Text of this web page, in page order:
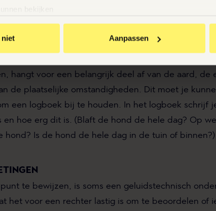
van BrandMR op andere sites te krijgen
te zien
te klikken ga je akkoord met het plaatsen van deze
niet Aanpassen
die wordt ondervonden is onrechtmatig. Je
hangt voor een belangrijk deel af van de aard, de
de plaatselijke omstandigheden. Dit moet je
een logboek bij te houden. In het logboek schrijf
en hoe erg dit is. (Blaft de hond de hele dag? Op
hond? Is de hond de hele dag in de tuin of binnen?)
te bewijzen, is soms een geluidstechnisch
het voor een rechter lastig is om te beoordelen of